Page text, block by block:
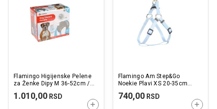
Flamingo Higijenske Pelene
za Ženke Dipy M 36-52cm /
1.010,00 RSD
DODAJTE U KORPU
Flamingo Am Step&Go
Noekie Plavi XS 20-35cm
740,00RSD